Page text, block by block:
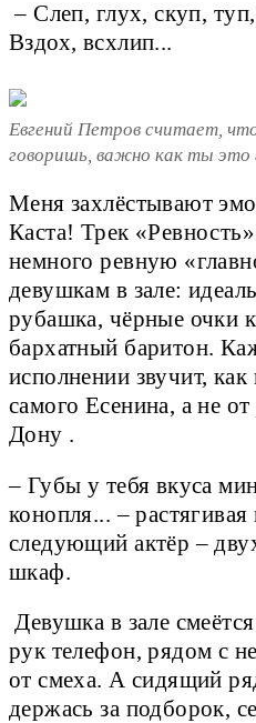
– Слеп, глух, скуп,
Вздох, всхлип...
Евгений Петров считает,
говоришь, важно как ты это
Меня захлёстывают
Каста! Трек
немного ревную
девушкам в зале:
рубашка, чёрные очки
бархатный баритон.
исполнении звучит,
самого Есенина, а не
Дону .
– Губы у тебя вкуса
конопля... –
следующий актёр –
шкаф.
Девушка в зале
рук телефон, рядом с
от смеха. А сидящий
держась за подборок,